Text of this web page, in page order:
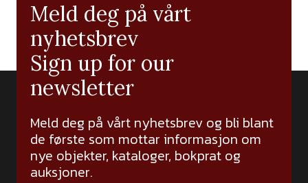
Meld deg på vårt
nyhetsbrev
Sign up for our
newsletter
Meld deg på vårt nyhetsbrev og bli blant
de første som mottar informasjon om
nye objekter, kataloger, bokprat og
auksjoner.